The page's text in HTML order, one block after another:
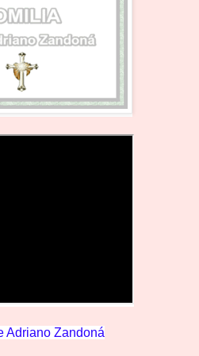
Adriano Zandoná